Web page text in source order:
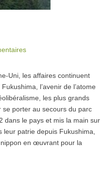
Uni, les affaires continuent
l’avenir de l’atome
les plus grands
porter au secours du parc
dans le pays et mis la main sur
patrie depuis Fukushima,
en œuvrant pour la